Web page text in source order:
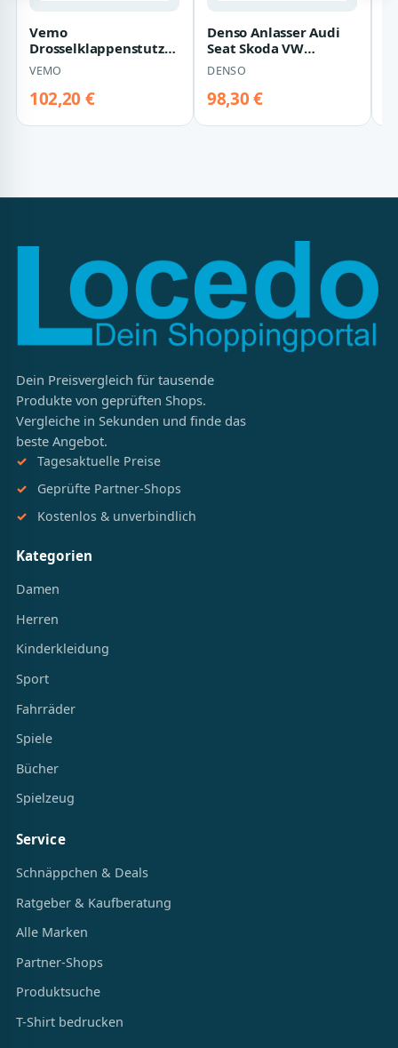
Vemo
Drosselklappenstutzen
Audi Seat Skoda VW
V10-81-0084
VEMO
102,20 €
Denso Anlasser Audi
Seat Skoda VW
DSN3008
DENSO
98,30 €
Dein Preisvergleich für tausende
Produkte von geprüften Shops.
Vergleiche in Sekunden und finde das
beste Angebot.
Tagesaktuelle Preise
Geprüfte Partner-Shops
Kostenlos & unverbindlich
Kategorien
Damen
Herren
Kinderkleidung
Sport
Fahrräder
Spiele
Bücher
Spielzeug
Service
Schnäppchen & Deals
Ratgeber & Kaufberatung
Alle Marken
Partner-Shops
Produktsuche
T-Shirt bedrucken